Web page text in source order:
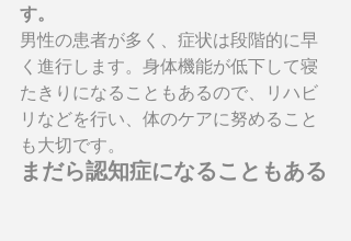
す。
男性の患者が多く、症状は段階的に早
く進行します。身体機能が低下して寝
たきりになることもあるので、リハビ
リなどを行い、体のケアに努めること
も大切です。
まだら認知症になることもある